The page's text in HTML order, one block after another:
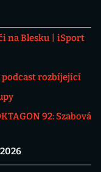
na Blesku
iSport
podcast rozbíjející
92: Szabová